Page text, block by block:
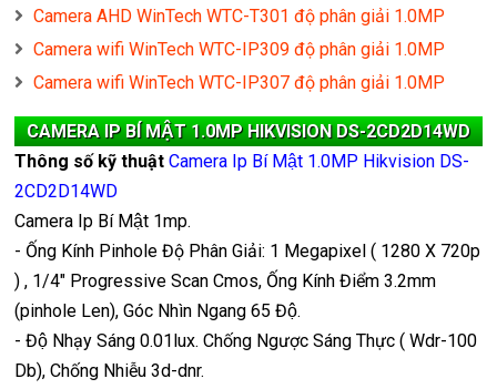
Camera AHD WinTech WTC-T301 độ phân giải 1.0MP
Camera wifi WinTech WTC-IP309 độ phân giải 1.0MP
Camera wifi WinTech WTC-IP307 độ phân giải 1.0MP
CAMERA IP BÍ MẬT 1.0MP HIKVISION DS-2CD2D14WD
Thông số kỹ thuậtCamera Ip Bí Mật 1.0MP Hikvision DS-
2CD2D14WD
Camera Ip Bí Mật 1mp.
- Ống Kính Pinhole Độ Phân Giải: 1 Megapixel ( 1280 X 720p
) , 1/4" Progressive Scan Cmos, Ống Kính Điểm 3.2mm
(pinhole Len), Góc Nhìn Ngang 65 Độ.
- Độ Nhạy Sáng 0.01lux. Chống Ngược Sáng Thực ( Wdr-100
Db), Chống Nhiễu 3d-dnr.